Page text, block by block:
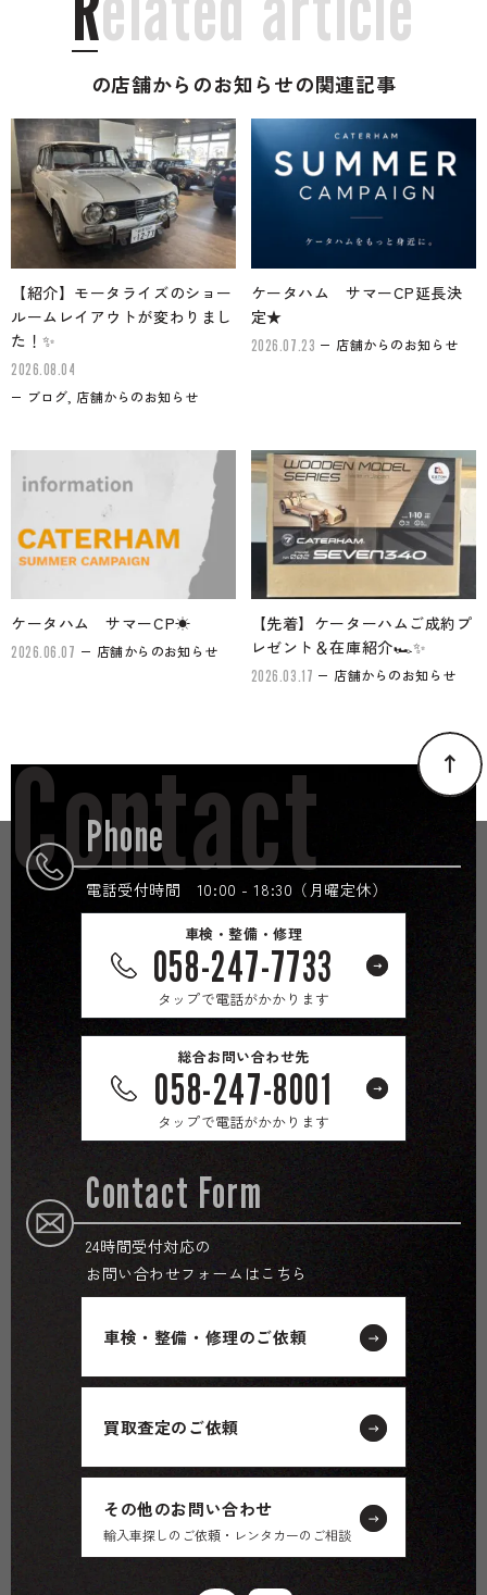
の店舗からのお知らせの関連記事
【紹介】モータライズのショー
ルームレイアウトが変わりまし
た！✨
2026.08.04
ブログ, 店舗からのお知らせ
ケータハム サマーCP延長決
定★
2026.07.23 店舗からのお知らせ
ケータハム サマーCP☀
2026.06.07 店舗からのお知らせ
【先着】ケーターハムご成約プ
レゼント＆在庫紹介🏎✨
2026.03.17 店舗からのお知らせ
Phone
電話受付時間 10:00 - 18:30（月曜定休）
車検・整備・修理
058-247-7733
タップで電話がかかります
総合お問い合わせ先
058-247-8001
タップで電話がかかります
Contact Form
24時間受付対応の
お問い合わせフォームはこちら
車検・整備・修理のご依頼
買取査定のご依頼
その他のお問い合わせ
輸入車探しのご依頼・レンタカーのご相談
Contact